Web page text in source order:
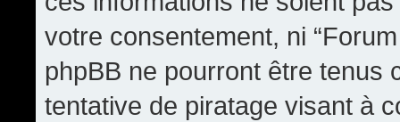
votre consentement, ni
phpBB ne pourront être tenus
tentative de piratage visant à